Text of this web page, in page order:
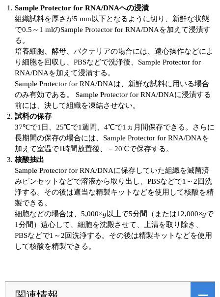
Sample Protector for RNA/DNAへの浸漬
組織試料を厚さが5 mm以下となるように切り、新鮮な状態
で0.5～1 mlのSample Protector for RNA/DNAを加えて浸漬す
る。
培養細胞、酵母、バクテリアの場合には、遠心操作などによ
り細胞を回収し、PBSなどで洗浄後、Sample Protector for
RNA/DNAを加えて浸漬する。
Sample Protector for RNA/DNAは、新鮮な試料に用いる場合
のみ有効である。 Sample Protector for RNA/DNAに浸漬する
前には、決して組織を凍結させない。
試料の保存
37℃で1日、25℃で1週間、4℃で1ヵ月間保存できる。さらに
長期間の保存の場合には、Sample Protector for RNA/DNAを
加えて室温で1時間放置後、－20℃で保存する。
核酸抽出
Sample Protector for RNA/DNAに保存していた組織を滅菌済
みピンセットなどで溶液から取り出し、PBSなどで1～2回洗
浄する。その後は適当な精製キットなどを使用して核酸を精
製できる。
細胞などの場合は、5,000×g以上で5分間（または12,000×gで
1分間）遠心して、細胞を沈殿させて、上清を取り除き、
PBSなどで1～2回洗浄する。その後は精製キットなどを使用
して核酸を精製できる。